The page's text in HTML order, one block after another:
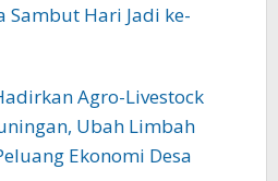
Sambut Hari Jadi ke-
Agro-Livestock
Ubah Limbah
Ekonomi Desa